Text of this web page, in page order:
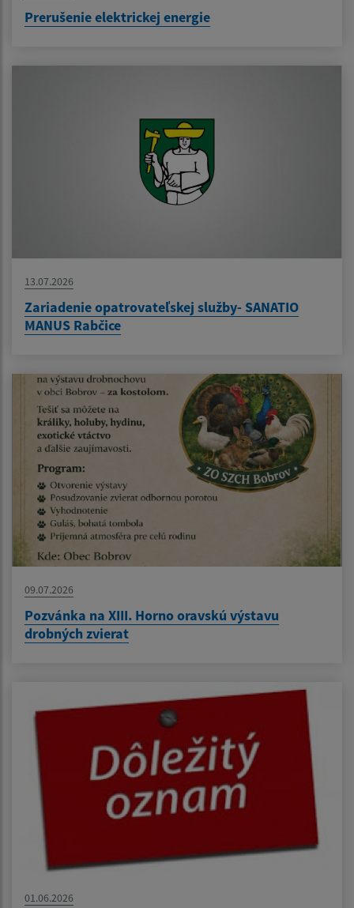
Prerušenie elektrickej energie
13.07.2026
Zariadenie opatrovateľskej služby- SANATIO
MANUS Rabčice
09.07.2026
Pozvánka na XIII. Horno oravskú výstavu
drobných zvierat
01.06.2026